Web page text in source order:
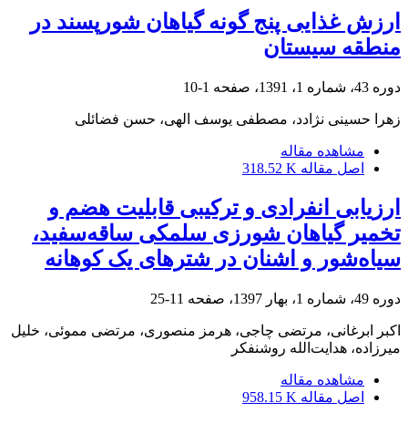
ارزش غذایی پنج گونه گیاهان شورپسند در
منطقه سیستان
دوره 43، شماره 1، 1391، صفحه 1-10
زهرا حسینی نژادد، مصطفی یوسف الهی، حسن فضائلی
مشاهده مقاله
اصل مقاله 318.52 K
ارزیابی انفرادی و ترکیبی قابلیت هضم و
تخمیر گیاهان شورزی سلمکی ساقه‌سفید،
سیاه‌شور و اشنان در شترهای یک کوهانه
دوره 49، شماره 1، بهار 1397، صفحه 11-25
اکبر ابرغانی، مرتضی چاجی، هرمز منصوری، مرتضی مموئی، خلیل
میرزاده، هدایت‌الله روشنفکر
مشاهده مقاله
اصل مقاله 958.15 K